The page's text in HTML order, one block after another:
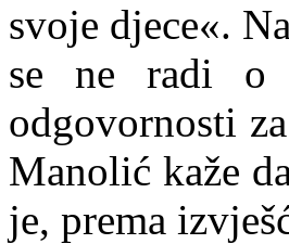
svoje djece«.
se ne
radi o
odgovornosti
Manolić kaže
je, prema